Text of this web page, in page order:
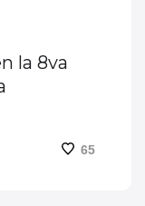
la 8va
65